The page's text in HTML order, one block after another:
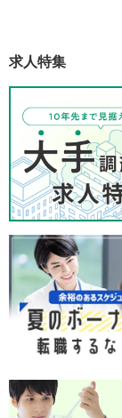
求人特集